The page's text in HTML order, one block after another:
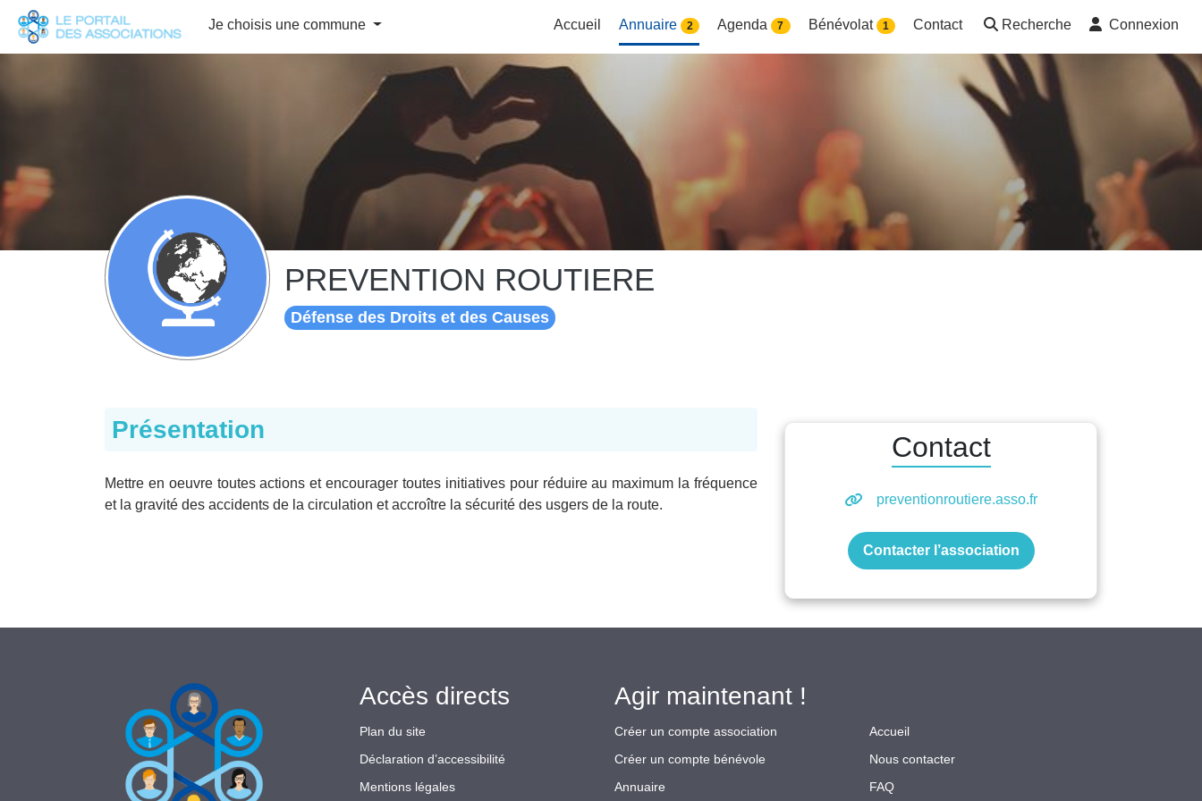
Je choisis une commune Accueil Annuaire 2 Agenda 7 Bénévolat 1 Contact Recherche Connexion
PREVENTION ROUTIERE
Défense des Droits et des Causes
Présentation
Mettre en oeuvre toutes actions et encourager toutes initiatives pour réduire au maximum la fréquence
et la gravité des accidents de la circulation et accroître la sécurité des usgers de la route.
Contact
preventionroutiere.asso.fr
Contacter l’association
Accès directs
Plan du site
Déclaration d’accessibilité
Mentions légales
Agir maintenant !
Créer un compte association
Créer un compte bénévole
Annuaire
Accueil
Nous contacter
FAQ
Panneau de gestion des cookies